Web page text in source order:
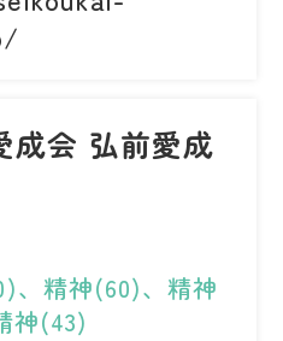
成会 弘前愛成
、精神(60)、精神
神(43)